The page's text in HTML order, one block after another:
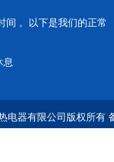
间 。以下是我们的正常
息
电器有限公司版权所有